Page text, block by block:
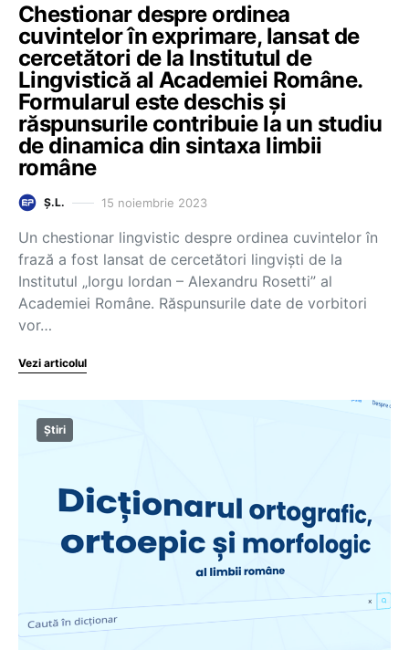
Chestionar despre ordinea
cuvintelor în exprimare, lansat de
cercetători de la Institutul de
Lingvistică al Academiei Române.
Formularul este deschis și
răspunsurile contribuie la un studiu
de dinamica din sintaxa limbii
române
Ș.L. 15 noiembrie 2023
Un chestionar lingvistic despre ordinea cuvintelor în
frază a fost lansat de cercetători lingviști de la
Institutul „Iorgu Iordan – Alexandru Rosetti” al
Academiei Române. Răspunsurile date de vorbitori
vor…
Vezi articolul
Știri